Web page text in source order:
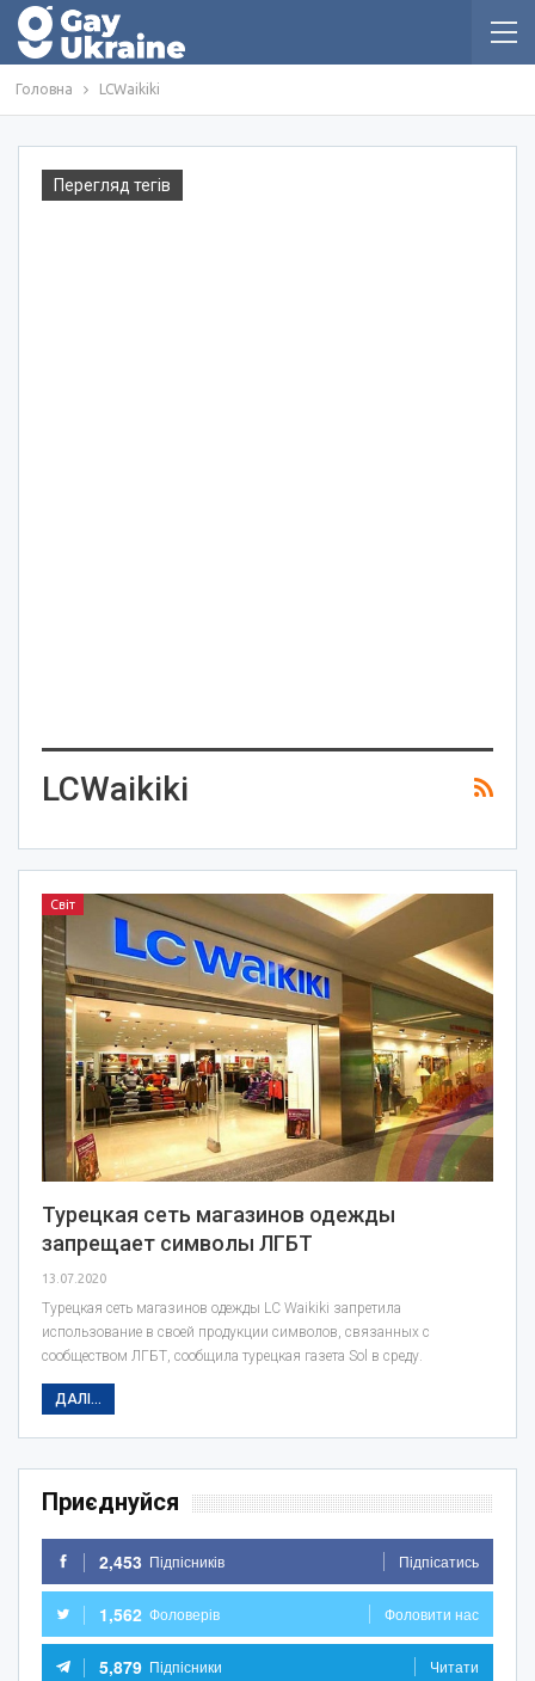
Головна LCWaikiki
Перегляд тегів
LCWaikiki
Світ
Турецкая сеть магазинов одежды
запрещает символы ЛГБТ
13.07.2020
Турецкая сеть магазинов одежды LC Waikiki запретила
использование в своей продукции символов, связанных с
сообществом ЛГБТ, сообщила турецкая газета Sol в среду.
ДАЛІ...
Приєднуйся
2,453 Підпісників Підпісатись
1,562 Фоловерів Фоловити нас
5,879 Підпісники Читати